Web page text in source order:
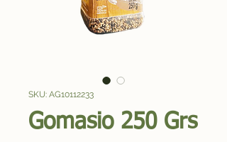
SKU: AG10112233
Gomasio 250 Grs